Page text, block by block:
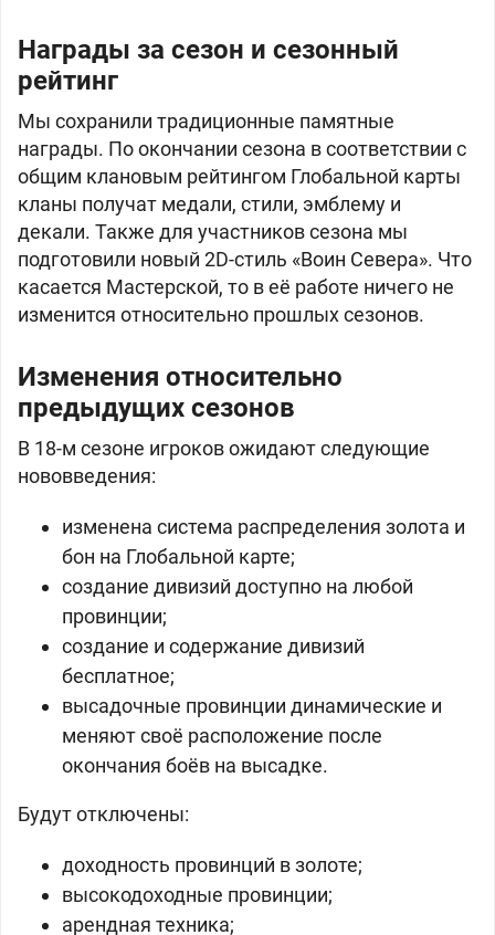
Награды за сезон и сезонный
рейтинг
Мы сохранили традиционные памятные
награды. По окончании сезона в соответствии с
общим клановым рейтингом Глобальной карты
кланы получат медали, стили, эмблему и
декали. Также для участников сезона мы
подготовили новый 2D-стиль «Воин Севера». Что
касается Мастерской, то в её работе ничего не
изменится относительно прошлых сезонов.
Изменения относительно
предыдущих сезонов
В 18-м сезоне игроков ожидают следующие
нововведения:
изменена система распределения золота и
бон на Глобальной карте;
создание дивизий доступно на любой
провинции;
создание и содержание дивизий
бесплатное;
высадочные провинции динамические и
меняют своё расположение после
окончания боёв на высадке.
Будут отключены:
доходность провинций в золоте;
высокодоходные провинции;
aрендная техника;